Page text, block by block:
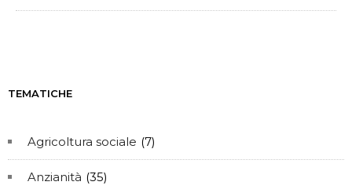
TEMATICHE
Agricoltura sociale (7)
Anzianità (35)